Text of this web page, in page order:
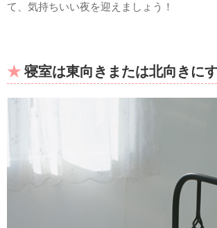
て、気持ちいい夜を迎えましょう！
寝室は東向きまたは北向きにす